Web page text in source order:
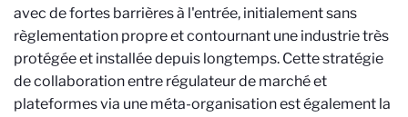
avec de fortes barrières à l'entrée, initialement sans
règlementation propre et contournant une industrie très
protégée et installée depuis longtemps. Cette stratégie
de collaboration entre régulateur de marché et
plateformes via une méta-organisation est également la